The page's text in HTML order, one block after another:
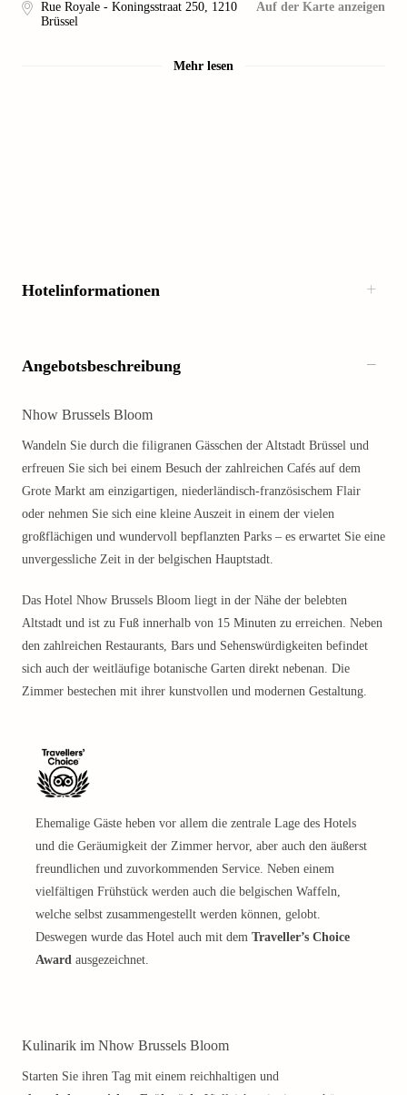
Rue Royale - Koningsstraat 250, 1210
Brüssel
Auf der Karte anzeigen
Mehr lesen
Hotelinformationen
Angebotsbeschreibung
Nhow Brussels Bloom
Wandeln Sie durch die filigranen Gässchen der Altstadt Brüssel und
erfreuen Sie sich bei einem Besuch der zahlreichen Cafés auf dem
Grote Markt am einzigartigen, niederländisch-französischem Flair
oder nehmen Sie sich eine kleine Auszeit in einem der vielen
großflächigen und wundervoll bepflanzten Parks – es erwartet Sie eine
unvergessliche Zeit in der belgischen Hauptstadt.
Das Hotel Nhow Brussels Bloom liegt in der Nähe der belebten
Altstadt und ist zu Fuß innerhalb von 15 Minuten zu erreichen. Neben
den zahlreichen Restaurants, Bars und Sehenswürdigkeiten befindet
sich auch der weitläufige botanische Garten direkt nebenan. Die
Zimmer bestechen mit ihrer kunstvollen und modernen Gestaltung.
Ehemalige Gäste heben vor allem die zentrale Lage des Hotels
und die Geräumigkeit der Zimmer hervor, aber auch den äußerst
freundlichen und zuvorkommenden Service. Neben einem
vielfältigen Frühstück werden auch die belgischen Waffeln,
welche selbst zusammengestellt werden können, gelobt.
Deswegen wurde das Hotel auch mit dem Traveller’s Choice
Award ausgezeichnet.
Kulinarik im Nhow Brussels Bloom
Starten Sie ihren Tag mit einem reichhaltigen und